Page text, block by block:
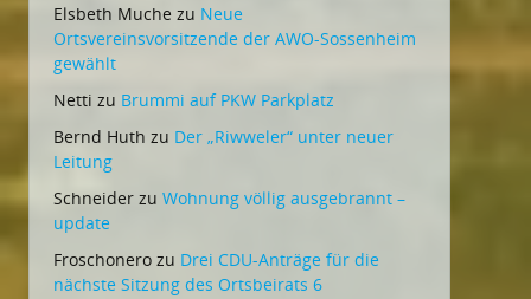
Elsbeth Muche zu Neue
Ortsvereinsvorsitzende der AWO-Sossenheim
gewählt
Netti zu Brummi auf PKW Parkplatz
Bernd Huth zu Der „Riwweler“ unter neuer
Leitung
Schneider zu Wohnung völlig ausgebrannt –
update
Froschonero zu Drei CDU-Anträge für die
nächste Sitzung des Ortsbeirats 6